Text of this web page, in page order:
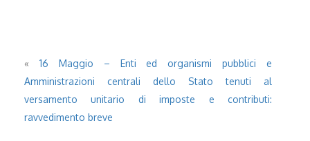
« 16 Maggio – Enti ed organismi pubblici e
Amministrazioni centrali dello Stato tenuti al
versamento unitario di imposte e contributi:
ravvedimento breve